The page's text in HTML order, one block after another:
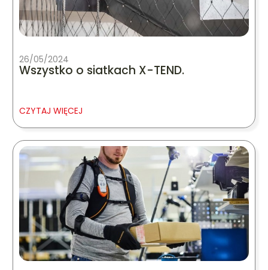
26/05/2024
Wszystko o siatkach X-TEND.
CZYTAJ WIĘCEJ